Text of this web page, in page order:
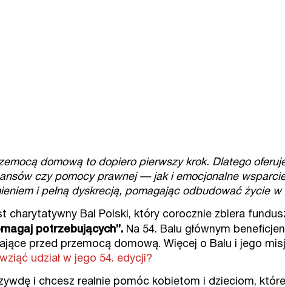
domową to dopiero pierwszy krok. Dlatego
czy pomocy prawnej — jak i emocjonalne
i pełną dyskrecją, pomagając odbudować życie w
charytatywny Bal Polski, który corocznie zbiera
potrzebujących”. Na 54. Balu głównym
przed przemocą domową. Więcej o Balu i jego
udział w jego 54. edycji?
i chcesz realnie pomóc kobietom i dzieciom,